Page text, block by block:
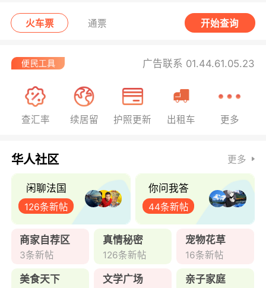
巴黎地铁音乐家海选启动！
火车票 通票 开始查询
广告联系 01.44.61.05.23
查汇率 续居留 护照更新 出租车 更多
华人社区 更多
闲聊法国
126条新帖
你问我答
44条新帖
商家自荐区
3条新帖
真情秘密
126条新帖
宠物花草
16条新帖
美食天下 文学广场 亲子家庭